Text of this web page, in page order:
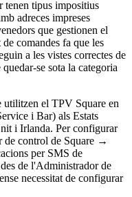
tenen tipus impositius
adreces impreses
que gestionen el
comandes fa que les
a les vistes correctes de
se sota la categoria
utilitzen el TPV Square en
i Bar) als Estats
i Irlanda. Per configurar
de control de Square →
per SMS de
de l'Administrador de
necessitat de configurar